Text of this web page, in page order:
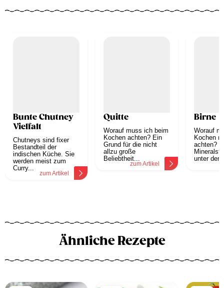
Bunte Chutney
Vielfalt
Chutneys sind fixer
Bestandteil der
indischen Küche. Sie
werden meist zum
Curry...
zum Artikel
Quitte
Worauf muss ich beim
Kochen achten? Ein
Grund für die nicht
allzu große
Beliebtheit...
zum Artikel
Birne
Worauf
Kochen
achten?
unter
Ähnliche Rezepte